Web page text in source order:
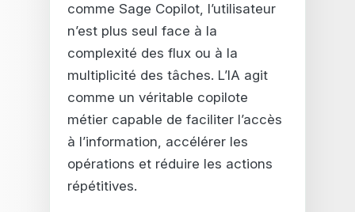
comme Sage Copilot, l’utilisateur
n’est plus seul face à la
complexité des flux ou à la
multiplicité des tâches. L’IA agit
comme un véritable copilote
métier capable de faciliter l’accès
à l’information, accélérer les
opérations et réduire les actions
répétitives.